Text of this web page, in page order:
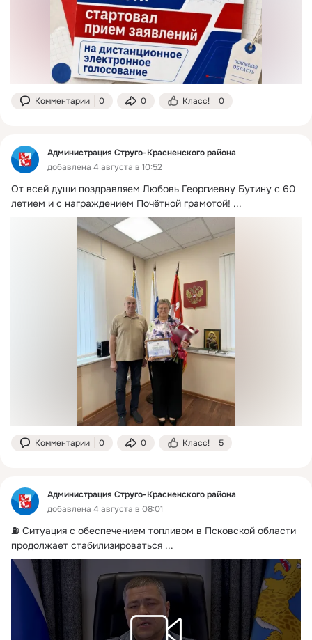
Комментарии 0 0 Класс! 0
Администрация Струго-Красненского района
добавлена 4 августа в 10:52
От всей души поздравляем Любовь Георгиевну Бутину с 60
летием и с награждением Почётной грамотой! ...
Комментарии 0 0 Класс! 5
Администрация Струго-Красненского района
добавлена 4 августа в 08:01
⛽️ Ситуация с обеспечением топливом в Псковской области
продолжает стабилизироваться ...